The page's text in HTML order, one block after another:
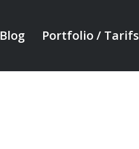
Blog Portfolio / Tarifs